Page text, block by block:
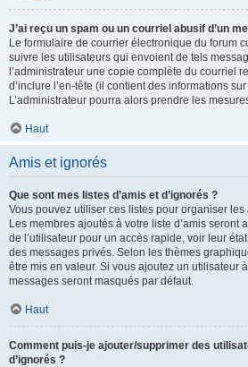
J’ai reçu un spam ou un courriel abusif d’un
Le formulaire de courrier électronique du forum
suivre les utilisateurs qui envoient de tels
l’administrateur une copie complète du courriel
d’inclure l’en-tête (il contient des informations
L’administrateur pourra alors prendre les
Haut
Amis et ignorés
Que sont mes listes d’amis et d’ignorés ?
Vous pouvez utiliser ces listes pour organiser
Les membres ajoutés à votre liste d’amis seront
de l’utilisateur pour un accès rapide, voir leur
des messages privés. Selon les thèmes
être mis en valeur. Si vous ajoutez un utilisateur
messages seront masqués par défaut.
Haut
Comment puis-je ajouter/supprimer des
d’ignorés ?